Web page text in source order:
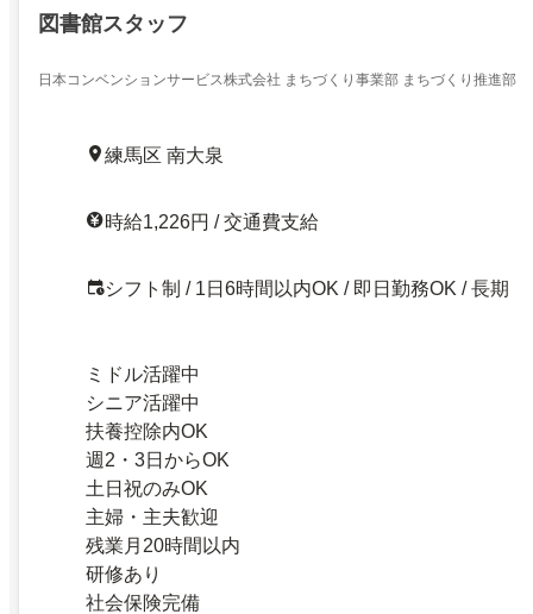
図書館スタッフ
日本コンベンションサービス株式会社 まちづくり事業部 まちづくり推進部
練馬区 南大泉
時給1,226円 / 交通費支給
シフト制 / 1日6時間以内OK / 即日勤務OK / 長期
ミドル活躍中
シニア活躍中
扶養控除内OK
週2・3日からOK
土日祝のみOK
主婦・主夫歓迎
残業月20時間以内
研修あり
社会保険完備